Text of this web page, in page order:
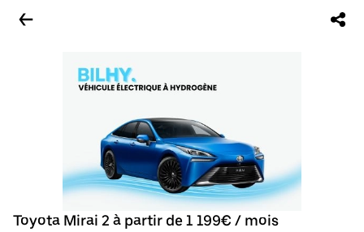
Toyota Mirai 2 à partir de 1 199€ / mois